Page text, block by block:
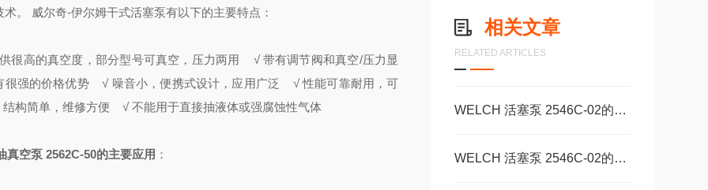
相关文章
RELATED ARTICLES
WELCH 活塞泵 2546C-02的使用及日常维护注意事项
WELCH 活塞泵 2546C-02的结构特点和工作原理
。 威尔奇-伊尔姆干式活塞泵有以下的主要特点：
高的真空度，部分型号可真空，压力两用
√ 带有调节阀和真空/压力显
强的价格优势√ 噪音小，便携式设计，应用广泛
√ 性能可靠耐用，可
构简单，维修方便 √ 不能用于直接抽液体或强腐蚀性气体
真空泵 2562C-50的主要应用 ：